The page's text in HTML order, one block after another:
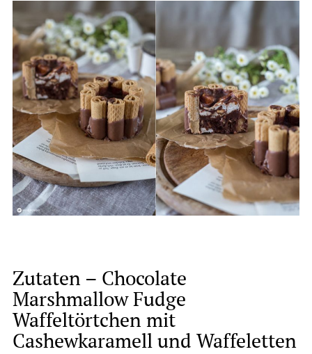
Zutaten – Chocolate
Marshmallow Fudge
Waffeltörtchen mit
Cashewkaramell und Waffeletten